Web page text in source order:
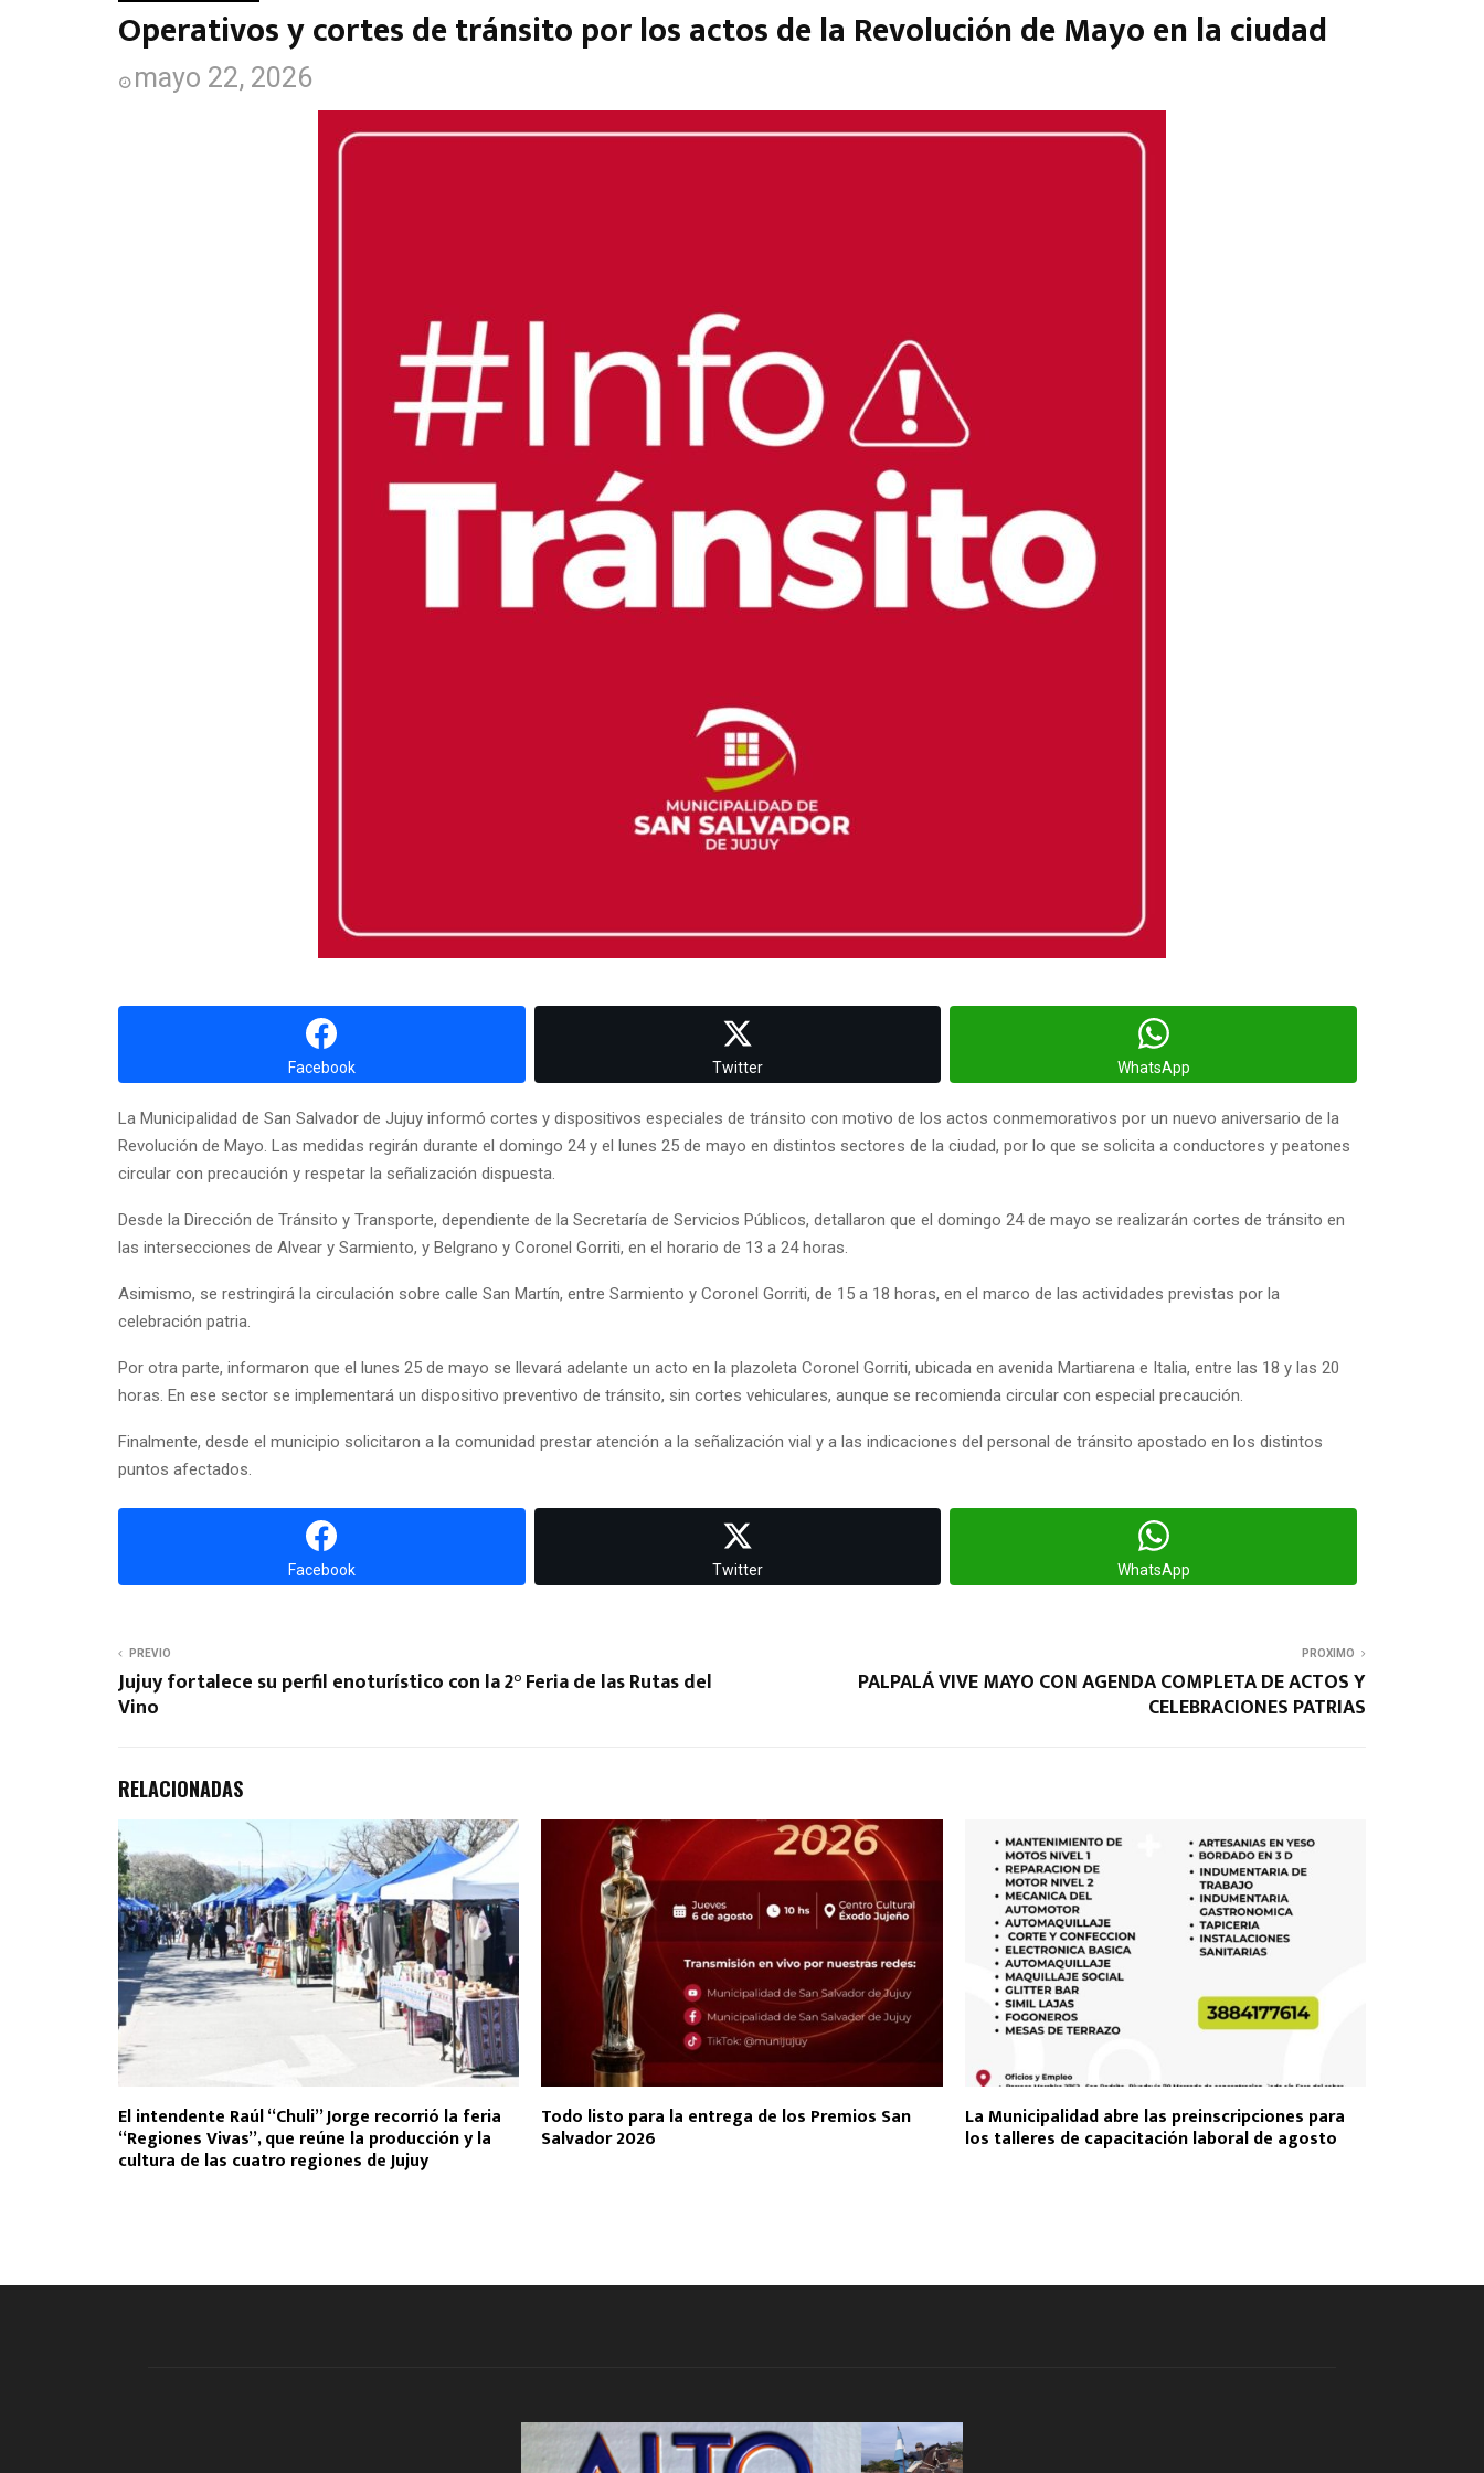
Operativos y cortes de tránsito por los actos de la Revolución de Mayo en la ciudad
mayo 22, 2026
Facebook Twitter WhatsApp
La Municipalidad de San Salvador de Jujuy informó cortes y dispositivos especiales de tránsito con motivo de los actos conmemorativos por un nuevo aniversario de la
Revolución de Mayo. Las medidas regirán durante el domingo 24 y el lunes 25 de mayo en distintos sectores de la ciudad, por lo que se solicita a conductores y peatones
circular con precaución y respetar la señalización dispuesta.
Desde la Dirección de Tránsito y Transporte, dependiente de la Secretaría de Servicios Públicos, detallaron que el domingo 24 de mayo se realizarán cortes de tránsito en
las intersecciones de Alvear y Sarmiento, y Belgrano y Coronel Gorriti, en el horario de 13 a 24 horas.
Asimismo, se restringirá la circulación sobre calle San Martín, entre Sarmiento y Coronel Gorriti, de 15 a 18 horas, en el marco de las actividades previstas por la
celebración patria.
Por otra parte, informaron que el lunes 25 de mayo se llevará adelante un acto en la plazoleta Coronel Gorriti, ubicada en avenida Martiarena e Italia, entre las 18 y las 20
horas. En ese sector se implementará un dispositivo preventivo de tránsito, sin cortes vehiculares, aunque se recomienda circular con especial precaución.
Finalmente, desde el municipio solicitaron a la comunidad prestar atención a la señalización vial y a las indicaciones del personal de tránsito apostado en los distintos
puntos afectados.
Facebook Twitter WhatsApp
PREVIO
Jujuy fortalece su perfil enoturístico con la 2° Feria de las Rutas del
Vino
PROXIMO
PALPALÁ VIVE MAYO CON AGENDA COMPLETA DE ACTOS Y
CELEBRACIONES PATRIAS
RELACIONADAS
El intendente Raúl “Chuli” Jorge recorrió la feria
“Regiones Vivas”, que reúne la producción y la
cultura de las cuatro regiones de Jujuy
Todo listo para la entrega de los Premios San
Salvador 2026
La Municipalidad abre las preinscripciones para
los talleres de capacitación laboral de agosto